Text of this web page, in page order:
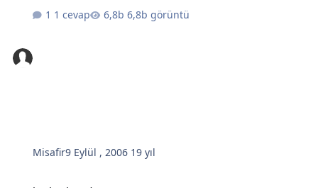
1 cevap
6,8b görüntü
Misafir9 Eylül , 2006 19 yıl